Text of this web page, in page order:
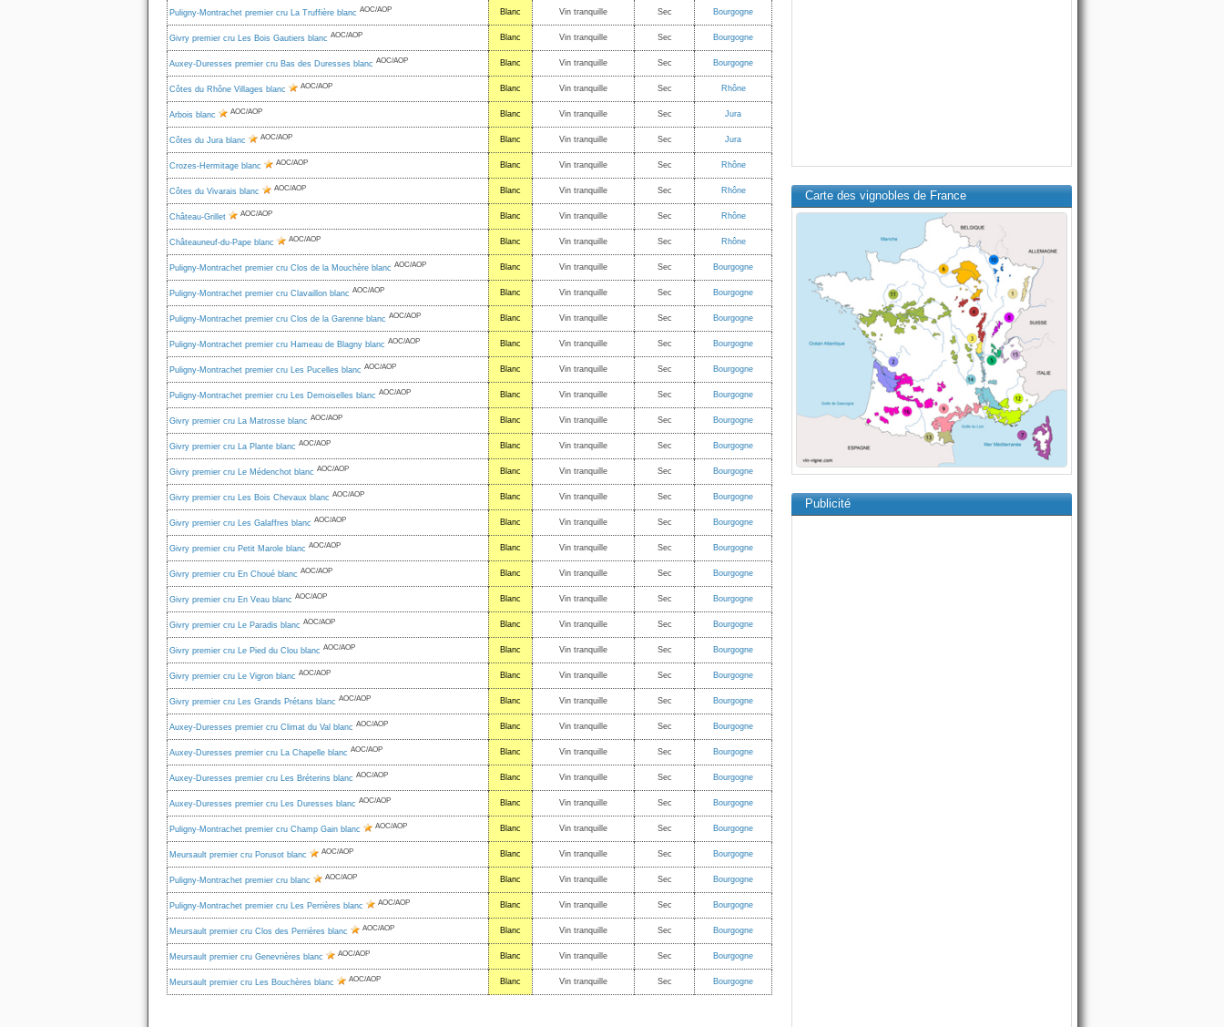
Puligny-Montrachet premier cru La Truffière blanc AOC/AOP Blanc Vin tranquille Sec Bourgogne
Givry premier cru Les Bois Gautiers blanc AOC/AOP Blanc Vin tranquille Sec Bourgogne
Auxey-Duresses premier cru Bas des Duresses blanc AOC/AOP Blanc Vin tranquille Sec Bourgogne
Côtes du Rhône Villages blanc AOC/AOP Blanc Vin tranquille Sec Rhône
Arbois blanc AOC/AOP Blanc Vin tranquille Sec Jura
Côtes du Jura blanc AOC/AOP Blanc Vin tranquille Sec Jura
Crozes-Hermitage blanc AOC/AOP Blanc Vin tranquille Sec Rhône
Côtes du Vivarais blanc AOC/AOP Blanc Vin tranquille Sec Rhône
Château-Grillet AOC/AOP Blanc Vin tranquille Sec Rhône
Châteauneuf-du-Pape blanc AOC/AOP Blanc Vin tranquille Sec Rhône
Puligny-Montrachet premier cru Clos de la Mouchère blanc AOC/AOP Blanc Vin tranquille Sec Bourgogne
Puligny-Montrachet premier cru Clavaillon blanc AOC/AOP Blanc Vin tranquille Sec Bourgogne
Puligny-Montrachet premier cru Clos de la Garenne blanc AOC/AOP Blanc Vin tranquille Sec Bourgogne
Puligny-Montrachet premier cru Hameau de Blagny blanc AOC/AOP Blanc Vin tranquille Sec Bourgogne
Puligny-Montrachet premier cru Les Pucelles blanc AOC/AOP Blanc Vin tranquille Sec Bourgogne
Puligny-Montrachet premier cru Les Demoiselles blanc AOC/AOP Blanc Vin tranquille Sec Bourgogne
Givry premier cru La Matrosse blanc AOC/AOP Blanc Vin tranquille Sec Bourgogne
Givry premier cru La Plante blanc AOC/AOP Blanc Vin tranquille Sec Bourgogne
Givry premier cru Le Médenchot blanc AOC/AOP Blanc Vin tranquille Sec Bourgogne
Givry premier cru Les Bois Chevaux blanc AOC/AOP Blanc Vin tranquille Sec Bourgogne
Givry premier cru Les Galaffres blanc AOC/AOP Blanc Vin tranquille Sec Bourgogne
Givry premier cru Petit Marole blanc AOC/AOP Blanc Vin tranquille Sec Bourgogne
Givry premier cru En Choué blanc AOC/AOP Blanc Vin tranquille Sec Bourgogne
Givry premier cru En Veau blanc AOC/AOP Blanc Vin tranquille Sec Bourgogne
Givry premier cru Le Paradis blanc AOC/AOP Blanc Vin tranquille Sec Bourgogne
Givry premier cru Le Pied du Clou blanc AOC/AOP Blanc Vin tranquille Sec Bourgogne
Givry premier cru Le Vigron blanc AOC/AOP Blanc Vin tranquille Sec Bourgogne
Givry premier cru Les Grands Prétans blanc AOC/AOP Blanc Vin tranquille Sec Bourgogne
Auxey-Duresses premier cru Climat du Val blanc AOC/AOP Blanc Vin tranquille Sec Bourgogne
Auxey-Duresses premier cru La Chapelle blanc AOC/AOP Blanc Vin tranquille Sec Bourgogne
Auxey-Duresses premier cru Les Bréterins blanc AOC/AOP Blanc Vin tranquille Sec Bourgogne
Auxey-Duresses premier cru Les Duresses blanc AOC/AOP Blanc Vin tranquille Sec Bourgogne
Puligny-Montrachet premier cru Champ Gain blanc AOC/AOP Blanc Vin tranquille Sec Bourgogne
Meursault premier cru Porusot blanc AOC/AOP Blanc Vin tranquille Sec Bourgogne
Puligny-Montrachet premier cru blanc AOC/AOP Blanc Vin tranquille Sec Bourgogne
Puligny-Montrachet premier cru Les Perrières blanc AOC/AOP Blanc Vin tranquille Sec Bourgogne
Meursault premier cru Clos des Perrières blanc AOC/AOP Blanc Vin tranquille Sec Bourgogne
Meursault premier cru Genevrières blanc AOC/AOP Blanc Vin tranquille Sec Bourgogne
Meursault premier cru Les Bouchères blanc AOC/AOP Blanc Vin tranquille Sec Bourgogne
Carte des vignobles de France
Publicité